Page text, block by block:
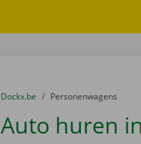
U bevindt zich hier:
van
Dockx.be naar
Personenwagens
Auto huren